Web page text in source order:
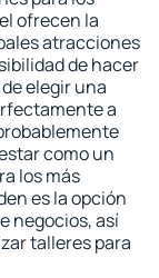
ofrecen la
atracciones
de hacer
elegir una
a
como un
los más
es la opción
negocios, así
talleres para